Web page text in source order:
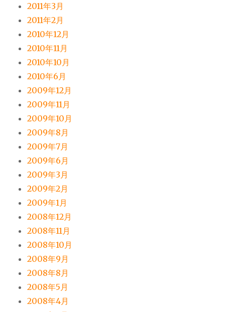
2011年3月
2011年2月
2010年12月
2010年11月
2010年10月
2010年6月
2009年12月
2009年11月
2009年10月
2009年8月
2009年7月
2009年6月
2009年3月
2009年2月
2009年1月
2008年12月
2008年11月
2008年10月
2008年9月
2008年8月
2008年5月
2008年4月